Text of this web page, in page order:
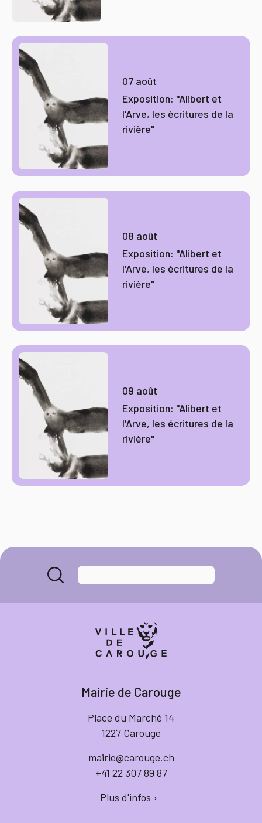
07 août
Exposition: "Alibert et
l'Arve, les écritures de la
rivière"
08 août
Exposition: "Alibert et
l'Arve, les écritures de la
rivière"
09 août
Exposition: "Alibert et
l'Arve, les écritures de la
rivière"
Mairie de Carouge
Place du Marché 14
1227 Carouge
mairie@carouge.ch
+41 22 307 89 87
Plus d'infos ›